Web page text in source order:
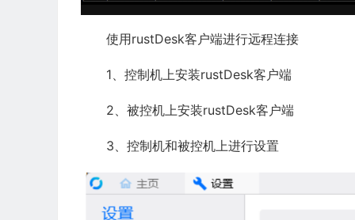
使用rustDesk客户端进行远程连接
1、控制机上安装rustDesk客户端
2、被控机上安装rustDesk客户端
3、控制机和被控机上进行设置